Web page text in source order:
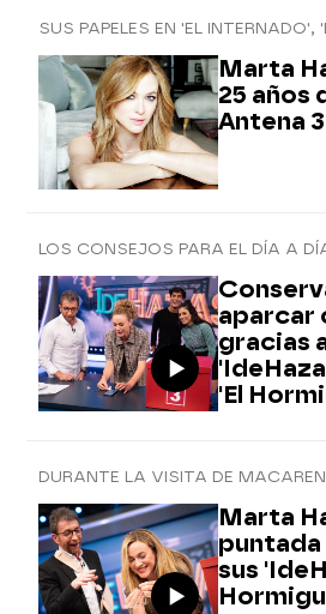
Marta
25 años
Antena
aparcar
gracias
'El
DURANTE LA VISITA DE
Marta
puntada
sus